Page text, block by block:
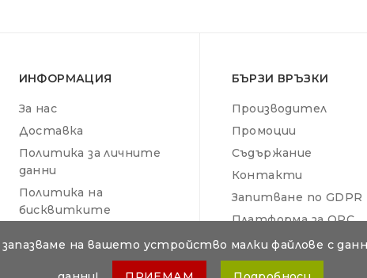
на вашето устройство малки файлове с
ИНФОРМАЦИЯ
За нас
Доставка
Политика за личните
данни
Политика на
бисквитките
БЪРЗИ ВРЪЗКИ
Производител
Промоции
Съдържание
Контакти
Запитване по GDPR
Платформа за ОРС
Отказ от поръчка